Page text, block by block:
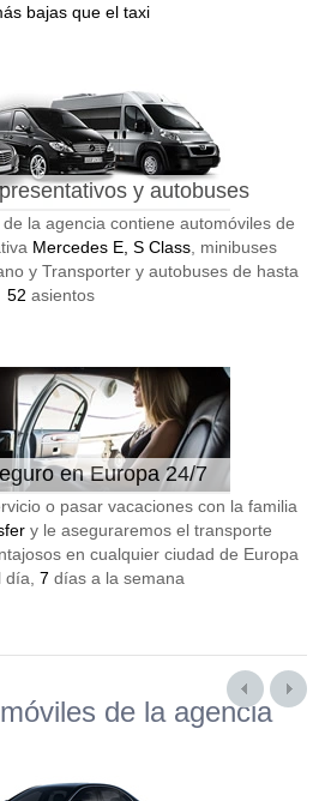
bajas que el taxi
y autobuses
la agencia contiene automóviles de
Mercedes E, S Class , minibuses
y Transporter y autobuses de hasta
52 asientos
en Europa 24/7
o pasar vacaciones con la familia
y le aseguraremos el transporte
en cualquier ciudad de Europa
día, 7 días a la semana
de la agencia